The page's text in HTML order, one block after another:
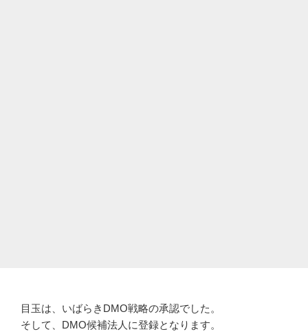
目玉は、いばらきDMO戦略の承認でした。
そして、DMO候補法人に登録となります。